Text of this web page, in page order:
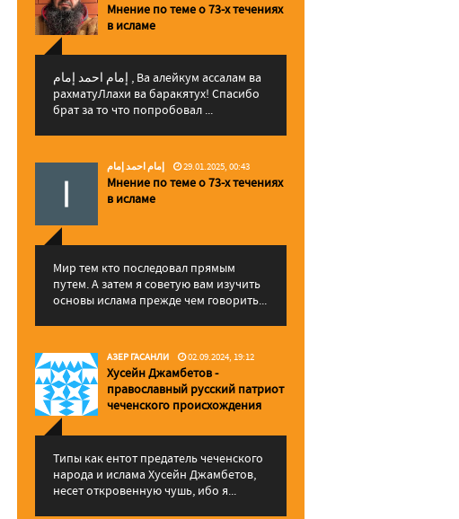
Мнение по теме о 73-х течениях
в исламе
إمام احمد إمام , Ва алейкум ассалам ва
рахматуЛлахи ва баракятух! Спасибо
брат за то что попробовал ...
إمام احمد إمام 29.01.2025, 00:43
Мнение по теме о 73-х течениях
в исламе
Мир тем кто последовал прямым
путем. А затем я советую вам изучить
основы ислама прежде чем говорить...
АЗЕР ГАСАНЛИ 02.09.2024, 19:12
Хусейн Джамбетов -
православный русский патриот
чеченского происхождения
Типы как ентот предатель чеченского
народа и ислама Хусейн Джамбетов,
несет откровенную чушь, ибо я...